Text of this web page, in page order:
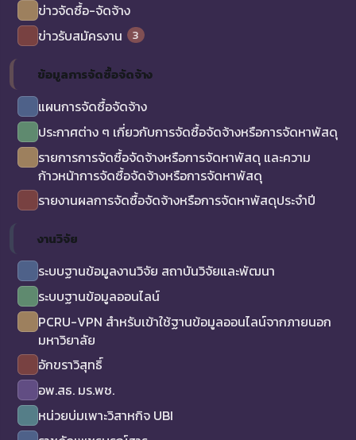
ข่าวจัดซื้อ-จัดจ้าง
ข่าวรับสมัครงาน
3
ข้อมูลการจัดซื้อจัดจ้าง
แผนการจัดซื้อจัดจ้าง
ประกาศต่าง ๆ เกี่ยวกับการจัดซื้อจัดจ้างหรือการจัดหาพัสดุ
รายการการจัดซื้อจัดจ้างหรือการจัดหาพัสดุ และความ
ก้าวหน้าการจัดซื้อจัดจ้างหรือการจัดหาพัสดุ
รายงานผลการจัดซื้อจัดจ้างหรือการจัดหาพัสดุประจำปี
งานวิจัย
ระบบฐานข้อมูลงานวิจัย สถาบันวิจัยและพัฒนา
ระบบฐานข้อมูลออนไลน์
PCRU-VPN สำหรับเข้าใช้ฐานข้อมูลออนไลน์จากภายนอก
มหาวิยาลัย
อักขราวิสุทธิ์
อพ.สธ. มร.พช.
หน่วยบ่มเพาะวิสาหกิจ UBI